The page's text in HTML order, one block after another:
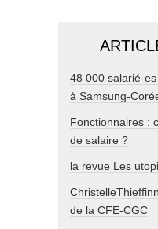
48 000 salarié-
à Samsung-
Fonctionnaires :
de salaire ?
la revue Les
de la CFE-CGC